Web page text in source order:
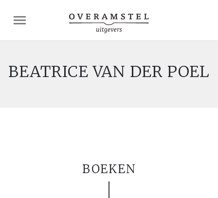
BEATRICE VAN DER POEL
BOEKEN